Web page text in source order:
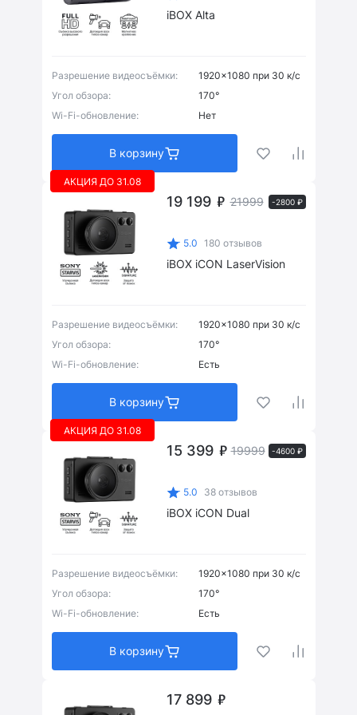
Есть (7)
Есть (4)
Есть (4)
(7)
Нет (1)
Есть (8)
1920x1080 при 30 к/с (5)
1920x1080 при 60 к/с
2К 2560x1440 при 30 к/с
iBOX Alta
Разрешение видеосъёмки:
1920x1080 при 30 к/с
Угол обзора:
170°
Wi-Fi-обновление:
Нет
В корзину
АКЦИЯ ДО 31.08
iBOX iCON LaserVision
5.0 180 отзывов
Разрешение видеосъёмки:
1920x1080 при 30 к/с
Угол обзора:
170°
Wi-Fi-обновление:
Есть
19 199 21999 -2800 ₽
В корзину
АКЦИЯ ДО 31.08
iBOX iCON Dual
5.0 38 отзывов
Разрешение видеосъёмки:
1920x1080 при 30 к/с
Угол обзора:
170°
Wi-Fi-обновление:
Есть
15 399 19999 -4600 ₽
В корзину
17 899